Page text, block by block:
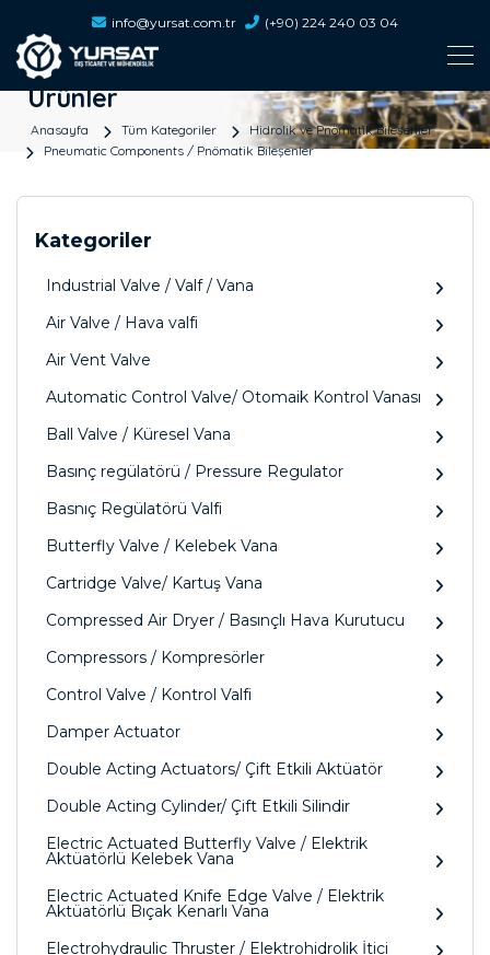
info@yursat.com.tr (+90) 224 240 03 04
Ürünler
Anasayfa Tüm Kategoriler
Hidrolik ve Pnömatik Bileşenler
Pneumatic Components / Pnömatik Bileşenler
Kategoriler
Industrial Valve / Valf / Vana
Air Valve / Hava valfi
Air Vent Valve
Automatic Control Valve/ Otomaik Kontrol Vanası
Ball Valve / Küresel Vana
Basınç regülatörü / Pressure Regulator
Basnıç Regülatörü Valfi
Butterfly Valve / Kelebek Vana
Cartridge Valve/ Kartuş Vana
Compressed Air Dryer / Basınçlı Hava Kurutucu
Compressors / Kompresörler
Control Valve / Kontrol Valfi
Damper Actuator
Double Acting Actuators/ Çift Etkili Aktüatör
Double Acting Cylinder/ Çift Etkili Silindir
Electric Actuated Butterfly Valve / Elektrik
Aktüatörlü Kelebek Vana
Electric Actuated Knife Edge Valve / Elektrik
Aktüatörlü Bıçak Kenarlı Vana
Electrohydraulic Thruster / Elektrohidrolik İtici